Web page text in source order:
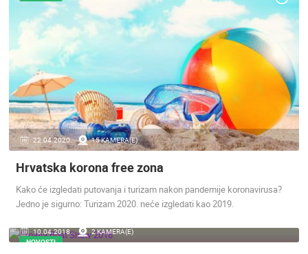
22.04.2020. 15 KAMERA(E)
Hrvatska korona free zona
Kako će izgledati putovanja i turizam nakon pandemije koronavirusa?
Jedno je sigurno: Turizam 2020. neće izgledati kao 2019.
10.04.2018.
2 KAMERA(E)
NOVOSTI